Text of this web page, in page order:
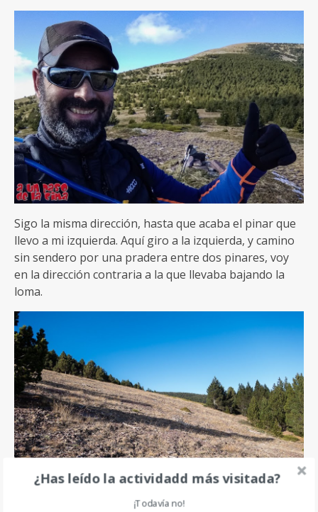
Sigo la misma dirección, hasta que acaba el pinar que
llevo a mi izquierda. Aquí giro a la izquierda, y camino
sin sendero por una pradera entre dos pinares, voy
en la dirección contraria a la que llevaba bajando la
loma.
¿Has leído la actividadd más visitada?
¡Todavía no!